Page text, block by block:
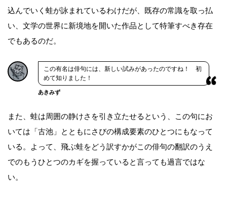
込んでいく蛙が詠まれているわけだが、既存の常識を取っ払
い、文学の世界に新境地を開いた作品として特筆すべき存在
でもあるのだ。
この有名は俳句には、新しい試みがあったのですね！ 初
めて知りました！
あきみず
また、蛙は周囲の静けさを引き立たせるという、この句にお
いては「古池」とともにさびの構成要素のひとつにもなって
いる。よって、飛ぶ蛙をどう訳すかがこの俳句の翻訳のうえ
でのもうひとつのカギを握っていると言っても過言ではな
い。